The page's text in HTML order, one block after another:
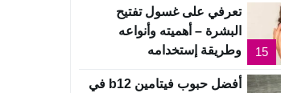
15
تعرفي على غسول تفتيح
البشرة – أهميته وأنواعه
وطريقة إستخدامه
أفضل حبوب فيتامين b12 في